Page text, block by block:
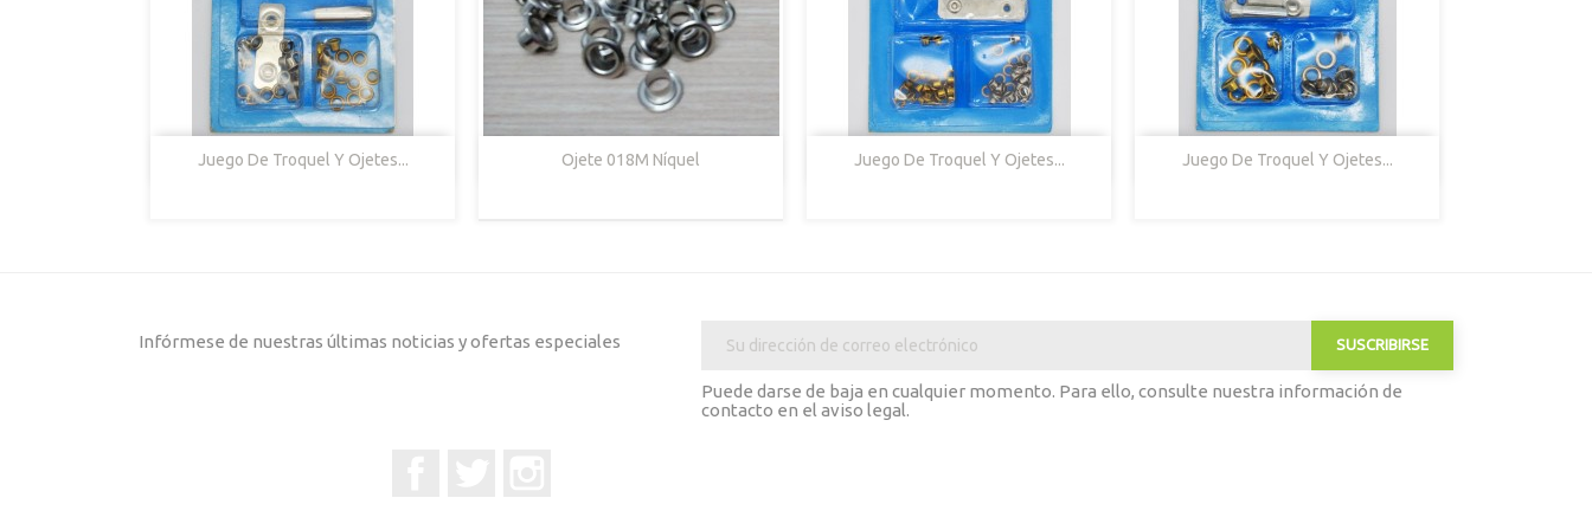
Juego De Troquel Y Ojetes...
 Vista Rápida Ojete 018M Níquel
Vista Rápida Juego De Troquel Y Ojetes...
 Vista Rápida Juego De Troquel Y Ojetes...
 Vista Rápida
Infórmese de nuestras últimas noticias y ofertas especiales
Puede darse de baja en cualquier momento. Para ello, consulte nuestra información de
contacto en el aviso legal.